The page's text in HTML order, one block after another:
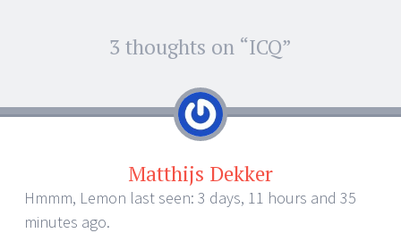
navigation
3 thoughts on “ICQ”
Matthijs Dekker
Hmmm, Lemon last seen: 3 days, 11 hours and 35
minutes ago.